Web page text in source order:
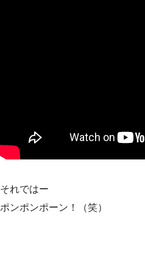
それではー
ポンポンポーン！（笑）